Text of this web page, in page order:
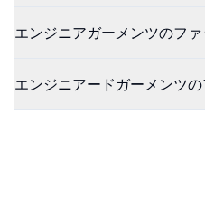
エンジニアガーメンツのフ
エンジニアードガーメンツ